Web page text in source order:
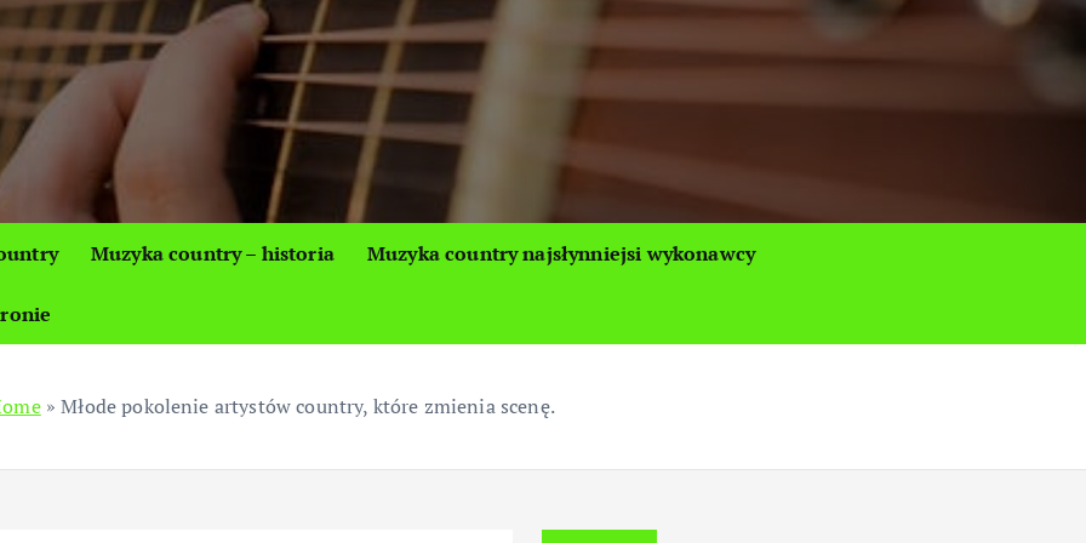
Muzyka country – historia Muzyka country najsłynniejsi wykonawcy
»Młode pokolenie artystów country, które zmienia scenę.